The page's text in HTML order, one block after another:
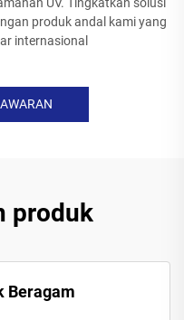
produk andal kami yang
internasional
produk
Beragam